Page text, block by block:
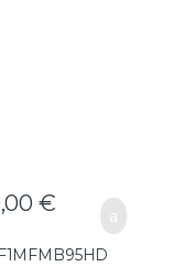
€